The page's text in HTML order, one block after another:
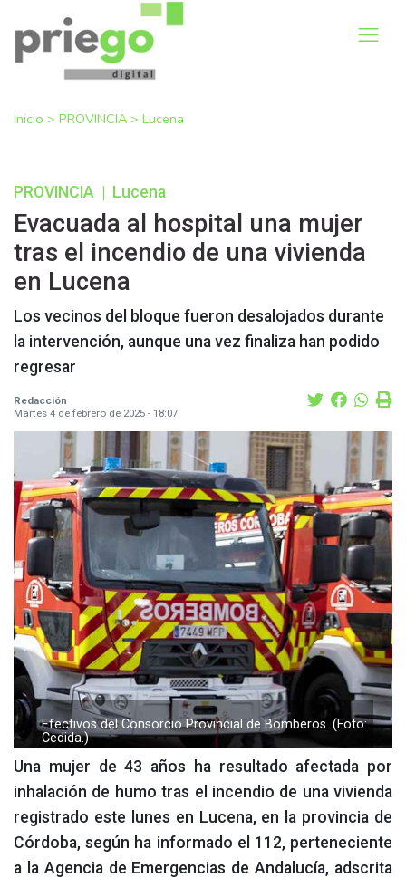
Inicio > PROVINCIA > Lucena
PROVINCIA Lucena
Evacuada al hospital una mujer
tras el incendio de una vivienda
en Lucena
Los vecinos del bloque fueron desalojados durante
la intervención, aunque una vez finaliza han podido
regresar
Redacción
Martes 4 de febrero de 2025 - 18:07
Efectivos del Consorcio Provincial de Bomberos. (Foto:
Cedida.)
Una mujer de 43 años ha resultado afectada por
inhalación de humo tras el incendio de una vivienda
registrado este lunes en Lucena, en la provincia de
Córdoba, según ha informado el 112, perteneciente
a la Agencia de Emergencias de Andalucía, adscrita